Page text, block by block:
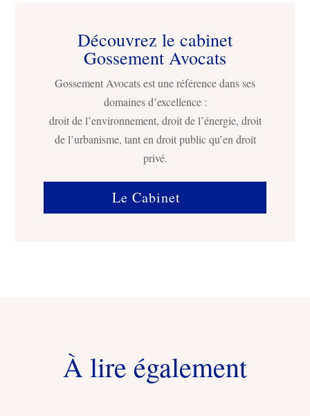
Découvrez le cabinet
Gossement Avocats
Gossement Avocats est une référence dans ses
domaines d’excellence :
droit de l’environnement, droit de l’énergie, droit
de l’urbanisme, tant en droit public qu’en droit
privé.
Le Cabinet
À lire également